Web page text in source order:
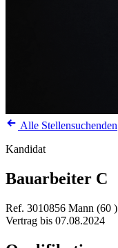
Alle Stellensuchenden
Kandidat
Bauarbeiter C
Ref. 3010856 Mann (60 )
Vertrag bis 07.08.2024